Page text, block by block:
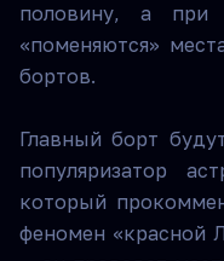
половину, а при
«поменяются»
бортов.
Главный борт
популяризатор
который
феномен «красной